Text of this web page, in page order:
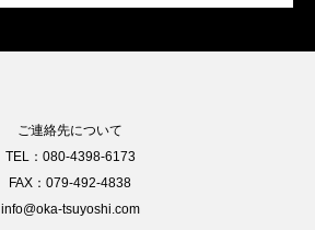
ご連絡先について
TEL：080-4398-6173
FAX：079-492-4838
info@oka-tsuyoshi.com